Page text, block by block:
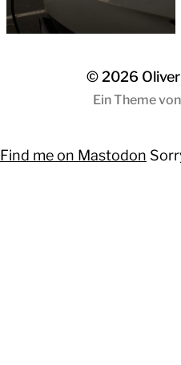
© 2026
Ein Theme von
Find me on Mastodon